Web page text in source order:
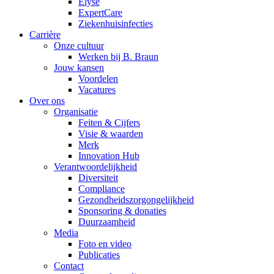
ExpertCare
Ziekenhuisinfecties
Carrière
Onze cultuur
Werken bij B. Braun
Jouw kansen
Voordelen
Vacatures
Over ons
Organisatie
Feiten & Cijfers
Visie & waarden
Merk
Innovation Hub
Verantwoordelijkheid
Diversiteit
Compliance
Gezondheidszorgongelijkheid​
Sponsoring & donaties
Duurzaamheid
Media
Foto en video
Publicaties
Contact